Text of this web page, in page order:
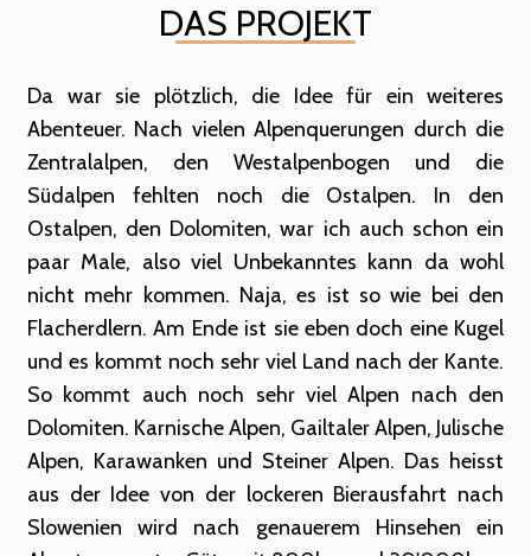
DAS PROJEKT
Da war sie plötzlich, die Idee für ein weiteres
Abenteuer. Nach vielen Alpenquerungen durch die
Zentralalpen, den Westalpenbogen und die
Südalpen fehlten noch die Ostalpen. In den
Ostalpen, den Dolomiten, war ich auch schon ein
paar Male, also viel Unbekanntes kann da wohl
nicht mehr kommen. Naja, es ist so wie bei den
Flacherdlern. Am Ende ist sie eben doch eine Kugel
und es kommt noch sehr viel Land nach der Kante.
So kommt auch noch sehr viel Alpen nach den
Dolomiten. Karnische Alpen, Gailtaler Alpen, Julische
Alpen, Karawanken und Steiner Alpen. Das heisst
aus der Idee von der lockeren Bierausfahrt nach
Slowenien wird nach genauerem Hinsehen ein